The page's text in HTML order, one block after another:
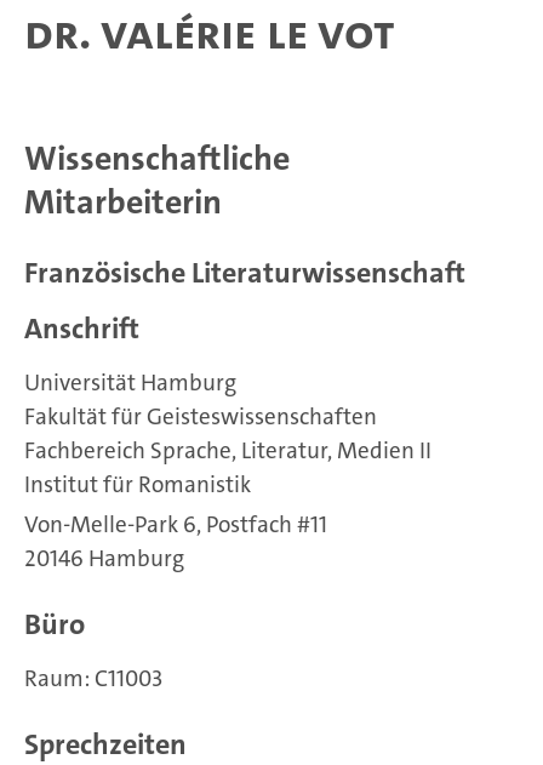
Dr. Valérie Le Vot
Wissenschaftliche
Mitarbeiterin
Französische Literaturwissenschaft
Anschrift
Universität Hamburg
Fakultät für Geisteswissenschaften
Fachbereich Sprache, Literatur, Medien II
Institut für Romanistik
Von-Melle-Park 6, Postfach #11
20146 Hamburg
Büro
Raum: C11003
Sprechzeiten